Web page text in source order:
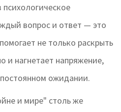
вопрос и ответ — это
не только раскрыть
и нагнетает напряжение,
ожидании.
и мире" столь же